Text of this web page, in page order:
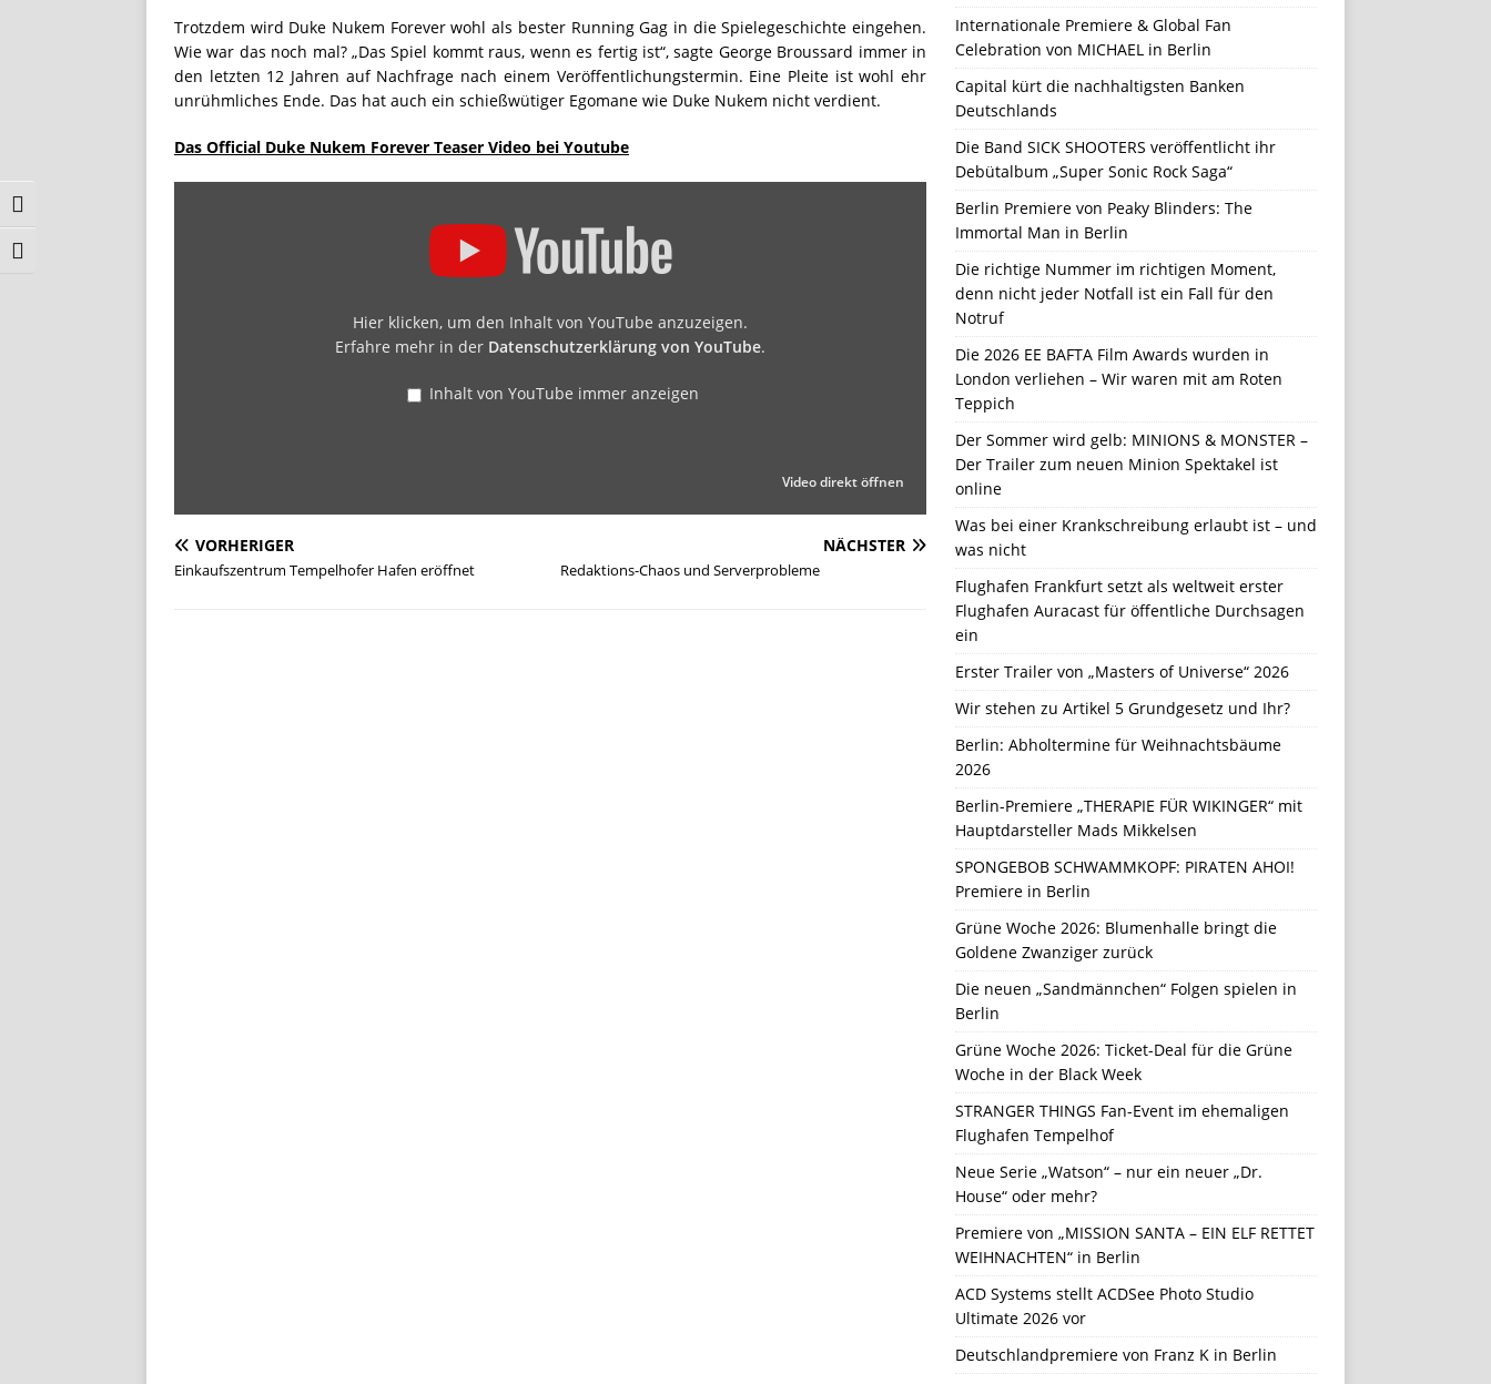
Umschalten auf hohe Kontraste
Schrift vergrößern
Trotzdem wird Duke Nukem Forever wohl als bester Running Gag in die Spielegeschichte eingehen.
Wie war das noch mal? „Das Spiel kommt raus, wenn es fertig ist“, sagte George Broussard immer in
den letzten 12 Jahren auf Nachfrage nach einem Veröffentlichungstermin. Eine Pleite ist wohl ehr
unrühmliches Ende. Das hat auch ein schießwütiger Egomane wie Duke Nukem nicht verdient.
Das Official Duke Nukem Forever Teaser Video bei Youtube
Hier klicken, um den Inhalt von YouTube anzuzeigen.
Erfahre mehr in der Datenschutzerklärung von YouTube.
Inhalt von YouTube immer anzeigen
Video direkt öffnen
VORHERIGER
Einkaufszentrum Tempelhofer Hafen eröffnet
NÄCHSTER
Redaktions-Chaos und Serverprobleme
Internationale Premiere & Global Fan
Celebration von MICHAEL in Berlin
Capital kürt die nachhaltigsten Banken
Deutschlands
Die Band SICK SHOOTERS veröffentlicht ihr
Debütalbum „Super Sonic Rock Saga“
Berlin Premiere von Peaky Blinders: The
Immortal Man in Berlin
Die richtige Nummer im richtigen Moment,
denn nicht jeder Notfall ist ein Fall für den
Notruf
Die 2026 EE BAFTA Film Awards wurden in
London verliehen – Wir waren mit am Roten
Teppich
Der Sommer wird gelb: MINIONS & MONSTER –
Der Trailer zum neuen Minion Spektakel ist
online
Was bei einer Krankschreibung erlaubt ist – und
was nicht
Flughafen Frankfurt setzt als weltweit erster
Flughafen Auracast für öffentliche Durchsagen
ein
Erster Trailer von „Masters of Universe“ 2026
Wir stehen zu Artikel 5 Grundgesetz und Ihr?
Berlin: Abholtermine für Weihnachtsbäume
2026
Berlin-Premiere „THERAPIE FÜR WIKINGER“ mit
Hauptdarsteller Mads Mikkelsen
SPONGEBOB SCHWAMMKOPF: PIRATEN AHOI!
Premiere in Berlin
Grüne Woche 2026: Blumenhalle bringt die
Goldene Zwanziger zurück
Die neuen „Sandmännchen“ Folgen spielen in
Berlin
Grüne Woche 2026: Ticket-Deal für die Grüne
Woche in der Black Week
STRANGER THINGS Fan-Event im ehemaligen
Flughafen Tempelhof
Neue Serie „Watson“ – nur ein neuer „Dr.
House“ oder mehr?
Premiere von „MISSION SANTA – EIN ELF RETTET
WEIHNACHTEN“ in Berlin
ACD Systems stellt ACDSee Photo Studio
Ultimate 2026 vor
Deutschlandpremiere von Franz K in Berlin